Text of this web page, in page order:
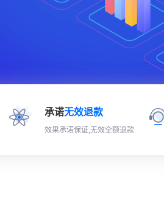
承诺无效退款
效果承诺保证,无效全额退款